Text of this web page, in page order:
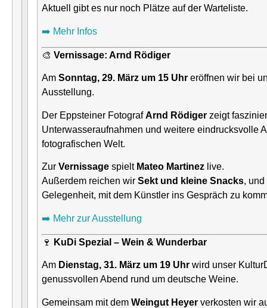
Aktuell gibt es nur noch Plätze auf der Warteliste.
➡️ Mehr Infos
🎨 Vernissage: Arnd Rödiger
Am Sonntag, 29. März um 15 Uhr eröffnen wir bei
Ausstellung.
Der Eppsteiner FotografArnd Rödiger zeigt
Unterwasseraufnahmen und weitere eindrucksvolle
fotografischen Welt.
Zur Vernissage spielt Mateo Martinez live.
Außerdem reichen wir Sekt und kleine Snacks,
Gelegenheit, mit dem Künstler ins Gespräch zu
➡️ Mehr zur Ausstellung
🍷 KuDi Spezial – Wein & Wunderbar
Am Dienstag, 31. März um 19 Uhr wird unser
genussvollen Abend rund um deutsche Weine.
Gemeinsam mit dem Weingut Heyer verkosten wir